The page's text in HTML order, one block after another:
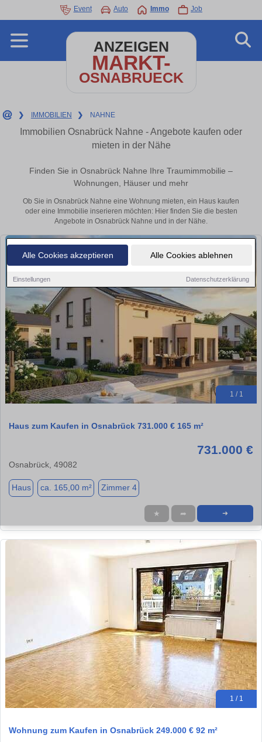
Alle Cookies akzeptieren Alle Cookies ablehnen
Einstellungen Datenschutzerklärung
Event Auto Immo Job
ANZEIGEN
MARKT-
OSNABRUECK
❯ IMMOBILIEN ❯ NAHNE
Immobilien Osnabrück Nahne - Angebote kaufen oder
mieten in der Nähe
Finden Sie in Osnabrück Nahne Ihre Traumimmobilie –
Wohnungen, Häuser und mehr
Ob Sie in Osnabrück Nahne eine Wohnung mieten, ein Haus kaufen
oder eine Immobilie inserieren möchten: Hier finden Sie die besten
Angebote in Osnabrück Nahne und in der Nähe.
1 / 1
Haus zum Kaufen in Osnabrück 731.000 € 165 m²
731.000 €
Osnabrück, 49082
Haus ca. 165,00 m² Zimmer 4
★ ➦ ➜
1 / 1
Wohnung zum Kaufen in Osnabrück 249.000 € 92 m²